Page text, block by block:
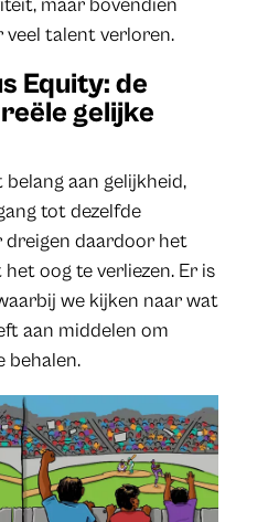
veel talent verloren.
Equity: de
gelijke
aan gelijkheid,
tot dezelfde
dreigen daardoor het
oog te verliezen. Er is
we kijken naar wat
aan middelen om
behalen.